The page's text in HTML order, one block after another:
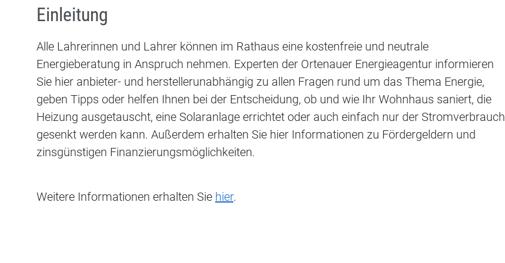
Einleitung
Alle Lahrerinnen und Lahrer können im Rathaus eine kostenfreie und neutrale
Energieberatung in Anspruch nehmen. Experten der Ortenauer Energieagentur informieren
Sie hier anbieter- und herstellerunabhängig zu allen Fragen rund um das Thema Energie,
geben Tipps oder helfen Ihnen bei der Entscheidung, ob und wie Ihr Wohnhaus saniert, die
Heizung ausgetauscht, eine Solaranlage errichtet oder auch einfach nur der Stromverbrauch
gesenkt werden kann. Außerdem erhalten Sie hier Informationen zu Fördergeldern und
zinsgünstigen Finanzierungsmöglichkeiten.
Weitere Informationen erhalten Sie hier.